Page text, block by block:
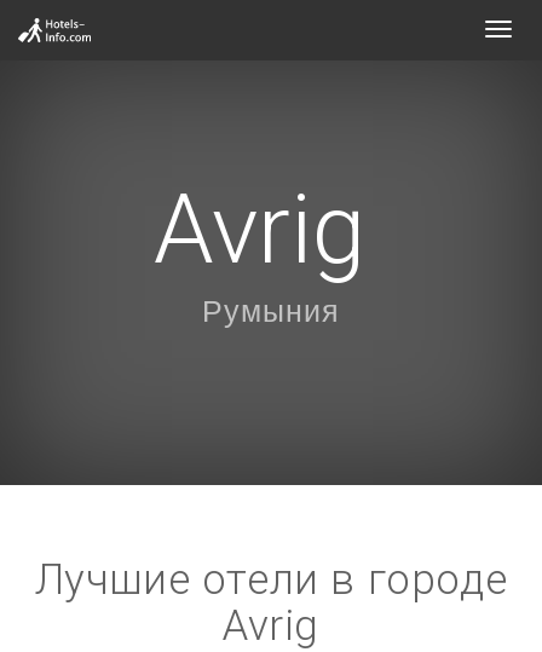
Avrig
Румыния
Лучшие отели в городе
Avrig